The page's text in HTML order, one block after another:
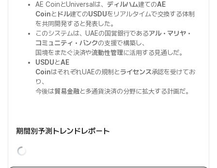
AE CoinとUniversalは、 ディルハム建てのAE
Coinと ドル建てのUSDUをリアルタイムで交換する体制
を共同開発すると発表した。
このシステムは、UAEの国営銀行であるアル・マリヤ・
コミュニティ・バンクの支援で構築し、
国境をまたぐ決済や流動性管理に活用する見通しだ。
USDUとAE
CoinはそれぞれUAEの規制とライセンス承認を受けてお
り、
今後は貿易金融と多通貨決済の分野に拡大する計画だ。
期間別予測トレンドレポート